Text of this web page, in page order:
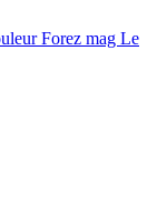
Forez mag Le